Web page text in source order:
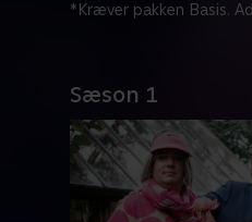
*Kræver pakken Basis.
Sæson 1